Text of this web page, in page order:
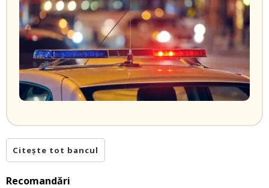
Citește tot bancul
Recomandări